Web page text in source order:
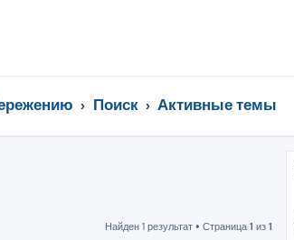
Поиск Активные темы
Найден 1 результат • Страница 1 из 1